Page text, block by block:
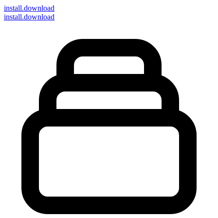
install.download
install.download